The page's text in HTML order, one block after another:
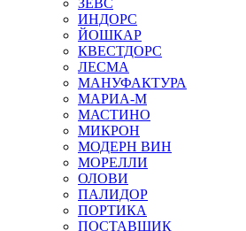
ЗЕВС
ИНДОРС
ЙОШКАР
КВЕСТДОРС
ЛЕСМА
МАНУФАКТУРА
МАРИА-М
МАСТИНО
МИКРОН
МОДЕРН ВИН
МОРЕЛЛИ
ОЛОВИ
ПАЛИДОР
ПОРТИКА
ПОСТАВЩИК